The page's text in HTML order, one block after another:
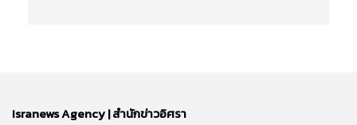
Isranews Agency | สำนักข่าวอิศรา